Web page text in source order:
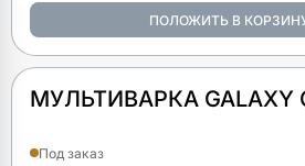
МУЛЬТИВАРКА GALAXY
Под заказ